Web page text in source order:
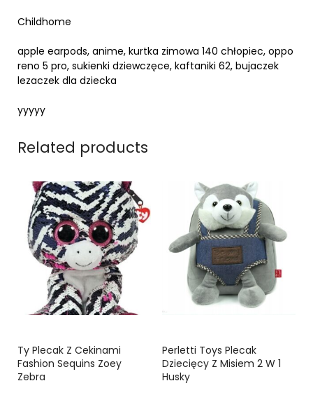
Childhome
apple earpods, anime, kurtka zimowa 140 chłopiec, oppo
reno 5 pro, sukienki dziewczęce, kaftaniki 62, bujaczek
lezaczek dla dziecka
yyyyy
Related products
Ty Plecak Z Cekinami
Fashion Sequins Zoey
Zebra
Perletti Toys Plecak
Dziecięcy Z Misiem 2 W 1
Husky